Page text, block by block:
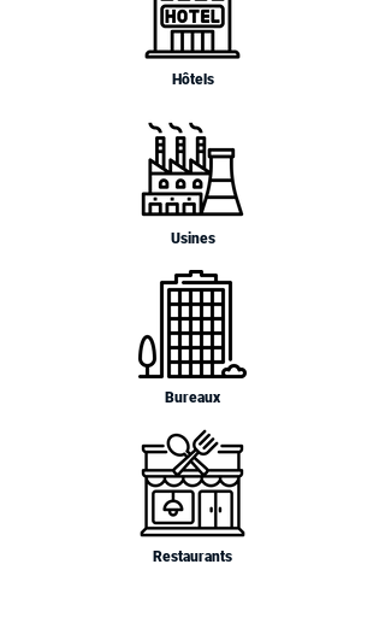
Hôtels
Usines
Bureaux
Restaurants